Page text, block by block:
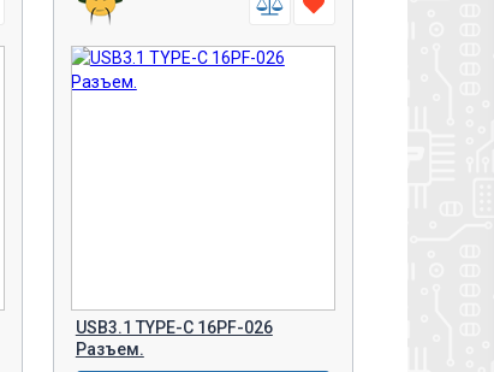
USB3.1 TYPE-C 16PF-026
Разъем.